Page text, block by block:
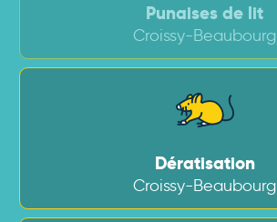
Punaises de lit
Croissy-Beaubourg
Dératisation
Croissy-Beaubourg